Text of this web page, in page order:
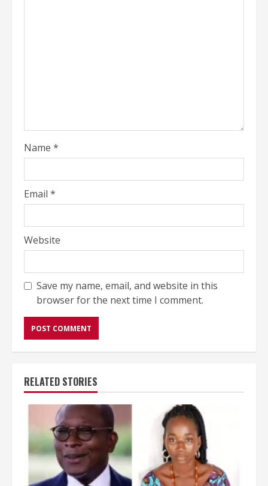
Name *
Email *
Website
Save my name, email, and website in this
browser for the next time I comment.
RELATED STORIES